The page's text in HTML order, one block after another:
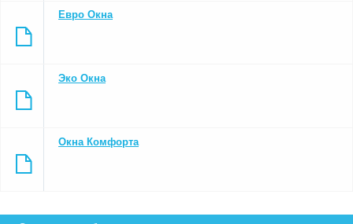
Евро Окна
Эко Окна
Окна Комфорта